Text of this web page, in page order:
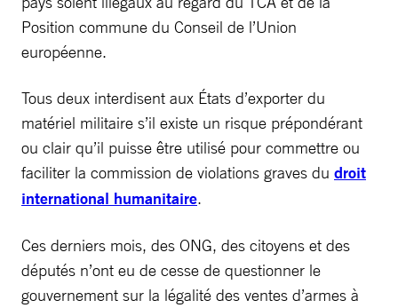
Position commune du Conseil de l’Union
européenne.
Tous deux interdisent aux États d’exporter du
matériel militaire s’il existe un risque prépondérant
ou clair qu’il puisse être utilisé pour commettre ou
faciliter la commission de violations graves du droit
international humanitaire.
Ces derniers mois, des ONG, des citoyens et des
députés n’ont eu de cesse de questionner le
gouvernement sur la légalité des ventes d’armes à